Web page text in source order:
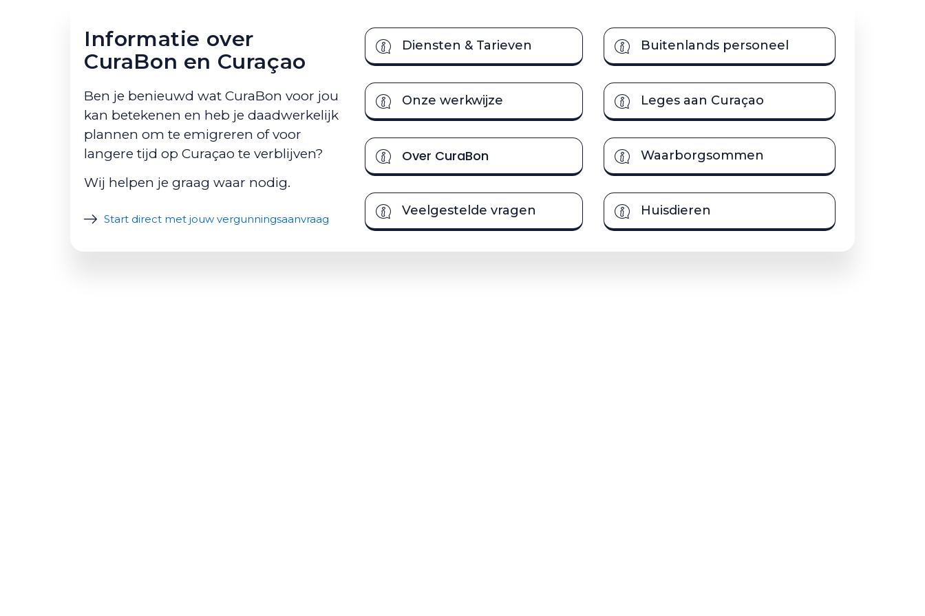
Informatie over
CuraBon en Curaçao
Ben je benieuwd wat CuraBon voor jou
kan betekenen en heb je daadwerkelijk
plannen om te emigreren of voor
langere tijd op Curaçao te verblijven?
Wij helpen je graag waar nodig.
Start direct met jouw vergunningsaanvraag
Diensten & Tarieven
Onze werkwijze
Over CuraBon
Veelgestelde vragen
Buitenlands personeel
Leges aan Curaçao
Waarborgsommen
Huisdieren